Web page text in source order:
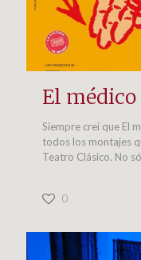
El
Siempre creí que El
todos los montajes
Teatro Clásico. No
0